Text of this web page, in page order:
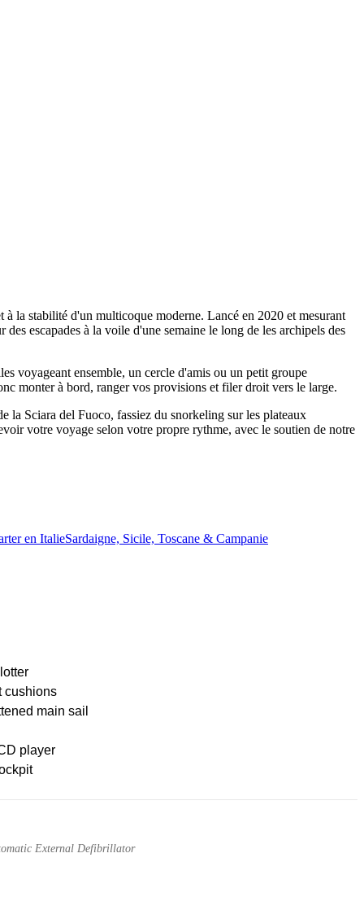
la stabilité d'un multicoque moderne. Lancé en 2020 et mesurant
escapades à la voile d'une semaine le long de les archipels des
voyageant ensemble, un cercle d'amis ou un petit groupe
monter à bord, ranger vos provisions et filer droit vers le large.
la Sciara del Fuoco, fassiez du snorkeling sur les plateaux
votre voyage selon votre propre rythme, avec le soutien de notre
en ItalieSardaigne, Sicile, Toscane & Campanie
cushions
main sail
player
External Defibrillator